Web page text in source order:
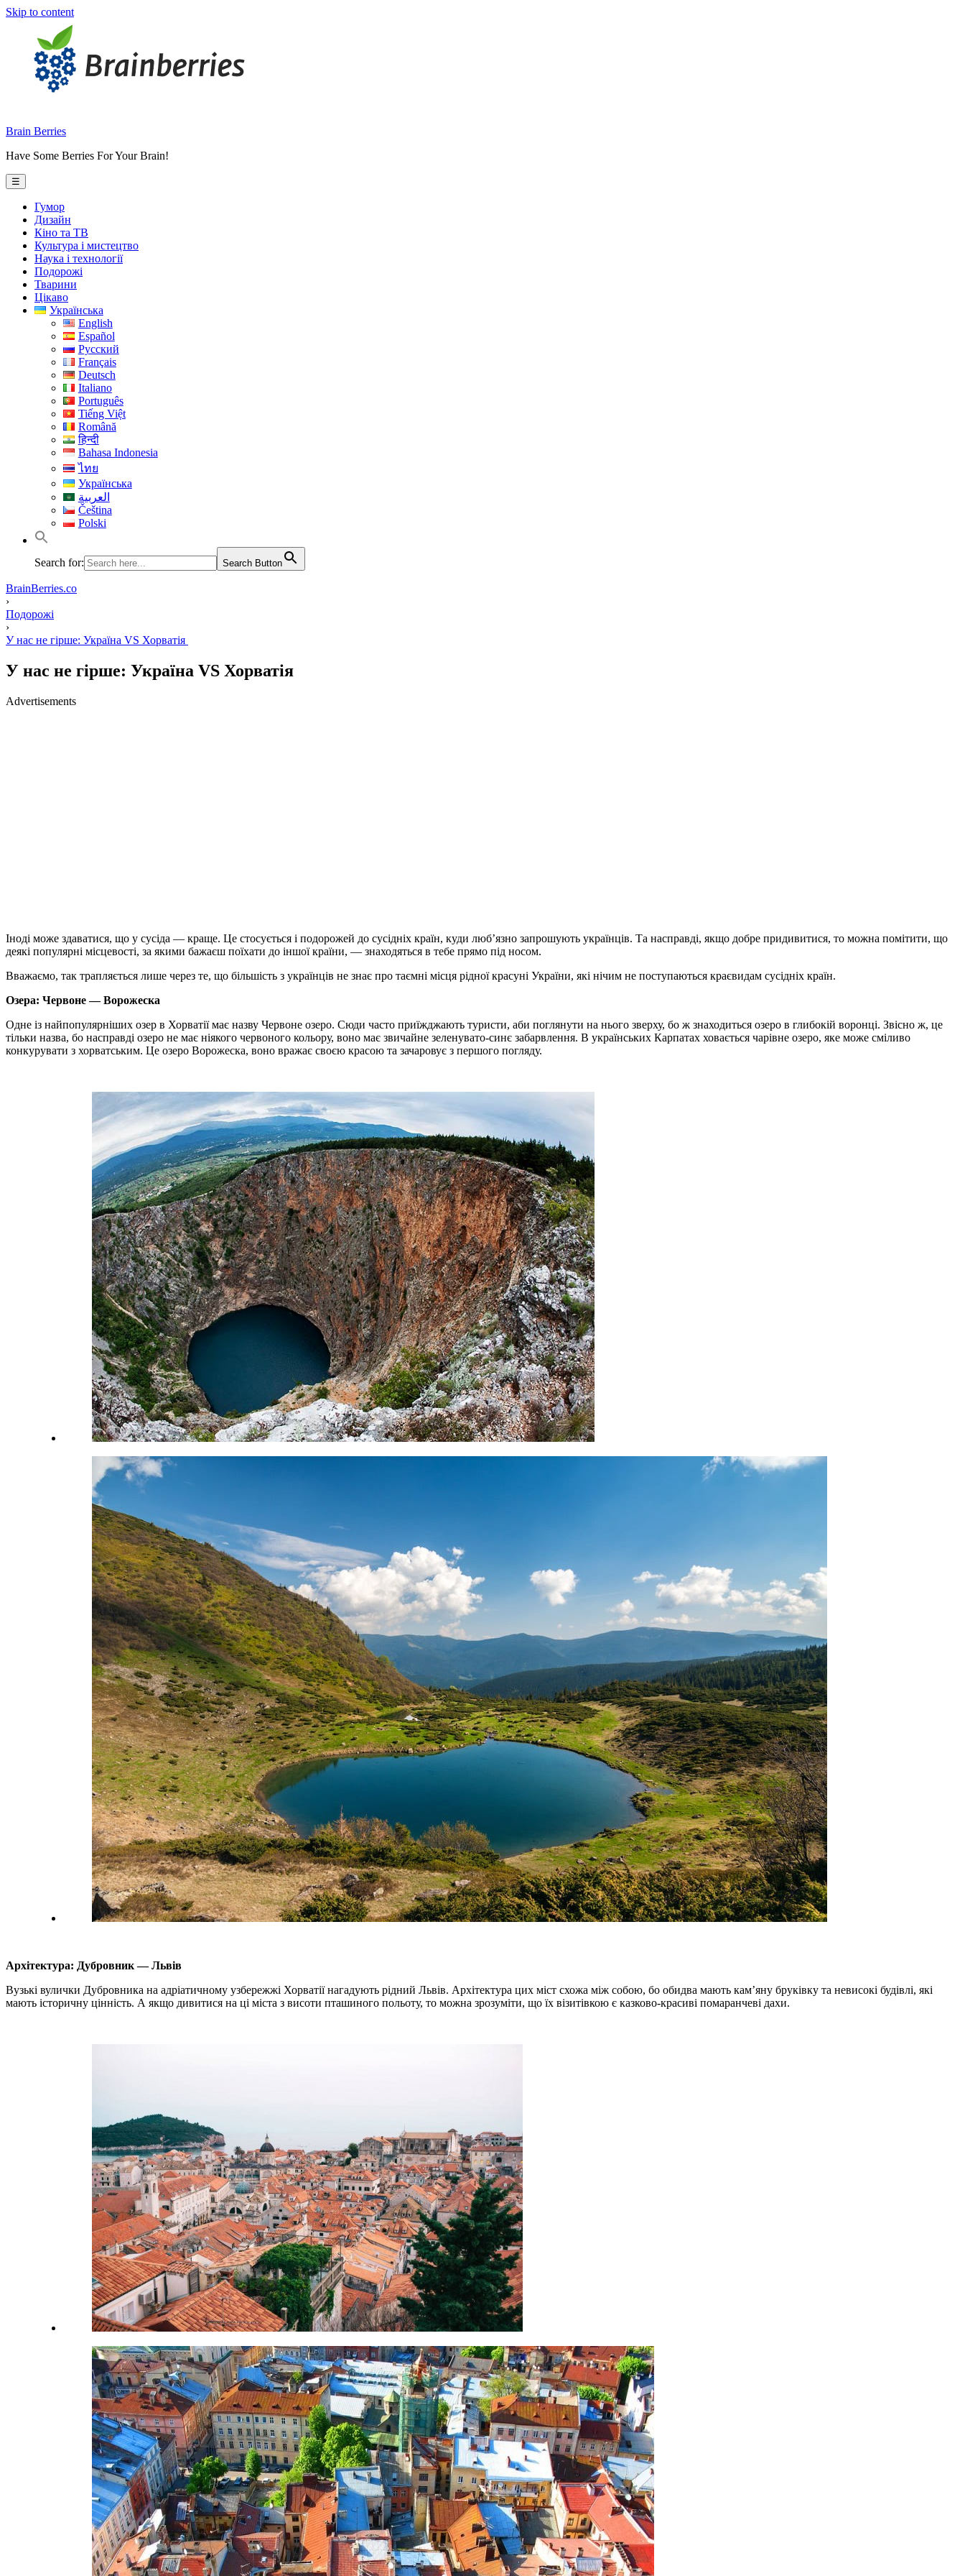
Skip to content
Brain Berries
Have Some Berries For Your Brain!
☰
Гумор
Дизайн
Кіно та ТВ
Культура і мистецтво
Наука і технології
Подорожі
Тварини
Цікаво
Українська
English
Español
Русский
Français
Deutsch
Italiano
Português
Tiếng Việt
Română
हिन्दी
Bahasa Indonesia
ไทย
Українська
العربية
Čeština
Polski
Search for: Search Button
BrainBerries.co
›
Подорожі
›
У нас не гірше: Україна VS Хорватія
У нас не гірше: Україна VS Хорватія
Advertisements
Іноді може здаватися, що у сусіда — краще. Це стосується і подорожей до сусідніх країн, куди люб’язно запрошують українців. Та насправді, якщо добре придивитися, то можна помітити, що
деякі популярні місцевості, за якими бажаєш поїхати до іншої країни, — знаходяться в тебе прямо під носом.
Вважаємо, так трапляється лише через те, що більшість з українців не знає про таємні місця рідної красуні України, які нічим не поступаються краєвидам сусідніх країн.
Озера: Червоне —Ворожеска
Одне із найпопулярніших озер в Хорватії має назву Червоне озеро. Сюди часто приїжджають туристи, аби поглянути на нього зверху, бо ж знаходиться озеро в глибокій воронці. Звісно ж, це
тільки назва, бо насправді озеро не має ніякого червоного кольору, воно має звичайне зеленувато-синє забарвлення. В українських Карпатах ховається чарівне озеро, яке може сміливо
конкурувати з хорватським. Це озеро Ворожеска, воно вражає своєю красою та зачаровує з першого погляду.
Архітектура: Дубровник — Львів
Вузькі вулички Дубровника на адріатичному узбережжі Хорватії нагадують рідний Львів. Архітектура цих міст схожа між собою, бо обидва мають кам’яну бруківку та невисокі будівлі, які
мають історичну цінність. А якщо дивитися на ці міста з висоти пташиного польоту, то можна зрозуміти, що їх візитівкою є казково-красиві помаранчеві дахи.